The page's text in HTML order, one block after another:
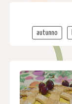
autunno